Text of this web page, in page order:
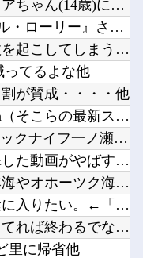
【ラブライブ！】侑ちゃんもミアちゃん(14歳)に押し倒される...
昨季60本塁打・OPS.948の『カル・ローリー』さんの今季...
【動画】あのちゃん、放送事故を起こしてしまうｗｗｗｗｗｗｗ他
ってるよな他
が賛成・・・・他
中国の最新スマホ遂に9070mAh（そこらの最新スマホの約2...
【VCR RUST】キレまくるジャックナイフ一ノ瀬うるはｗｗ...
【動画】手術中に熊本地震直撃した動画がやばすぎると話題に・・...
ロシア海軍の太平洋艦隊、日本海やオホーツク海で軍事演習開始…...
【ウマ娘】暑い日は膝枕で日陰に入りたい。←「絶対に離れたくな...
夫さん、妻に「天井のシミ数えてれば終わるでな」と押し倒されて...
里に帰省他